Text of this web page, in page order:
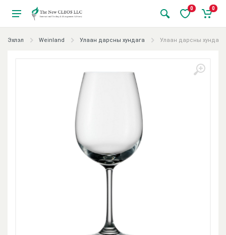
0 0
Эхлэл Weinland Улаан дарсны хундага Улаан дарсны